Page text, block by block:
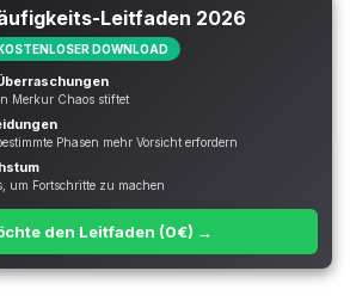
Leitfaden 2026
DOWNLOAD
Merkur Chaos stiftet
Phasen mehr Vorsicht erfordern
um Fortschritte zu machen
den Leitfaden (0€) →